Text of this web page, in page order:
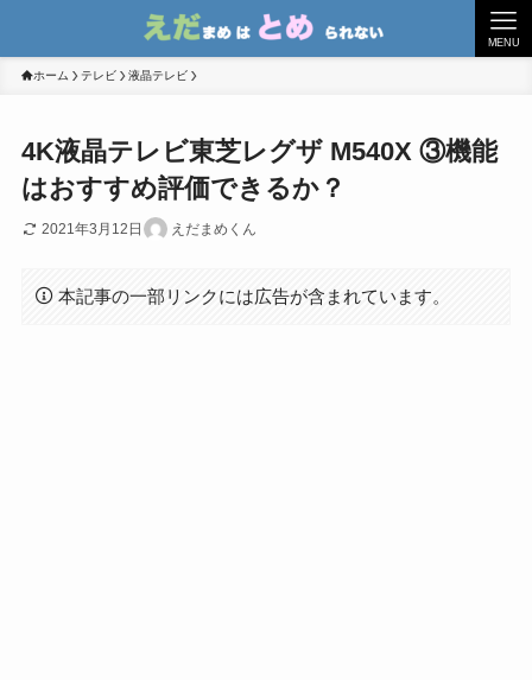
MENU
ホーム テレビ 液晶テレビ
4K液晶テレビ東芝レグザ M540X ③機能
はおすすめ評価できるか？
2021年3月12日 えだまめくん
本記事の一部リンクには広告が含まれています。